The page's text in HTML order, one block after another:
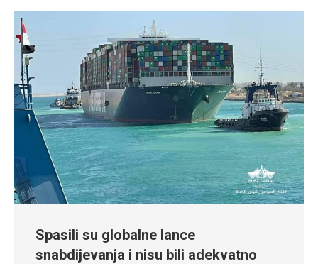
Spasili su globalne lance
snabdijevanja i nisu bili adekvatno